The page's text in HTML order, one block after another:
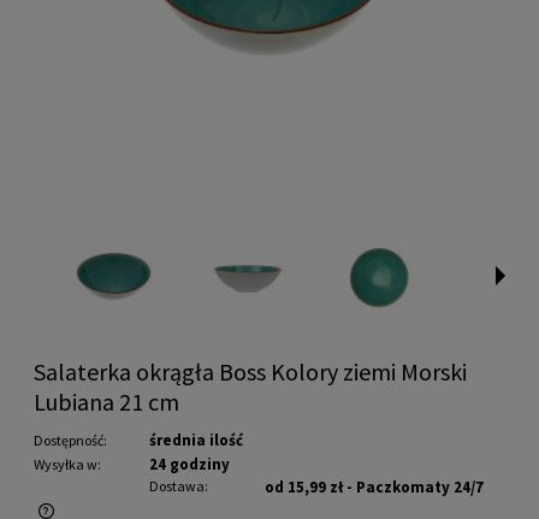
Salaterka okrągła Boss Kolory ziemi Morski
Lubiana 21 cm
Dostępność: średnia ilość
Wysyłka w: 24 godziny
Dostawa: od 15,99 zł - Paczkomaty 24/7